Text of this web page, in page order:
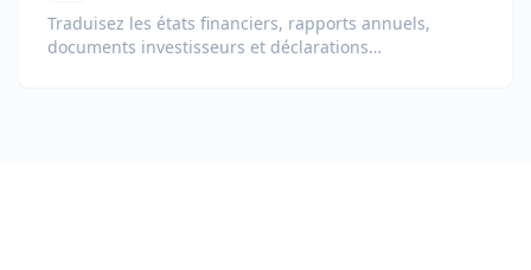
Traduisez les états financiers, rapports annuels,
documents investisseurs et déclarations